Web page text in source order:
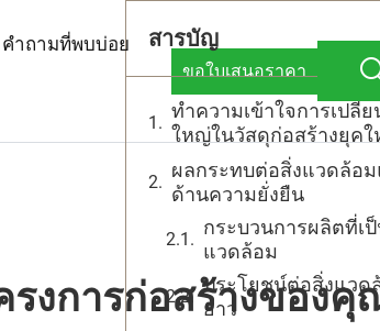
คำถามที่พบบ่อย
ขอใบเสนอราคา
รงการก่อสร้างของคุ
สารบัญ
ทำความเข้าใจการเปลี่
ใหญ่ในวัสดุก่อสร้างยุคใ
ผลกระทบต่อสิ่งแวดล้อ
ด้านความยั่งยืน
กระบวนการผลิตที่เ
แวดล้อม
ประโยชน์ต่อสิ่งแวด
ยาว